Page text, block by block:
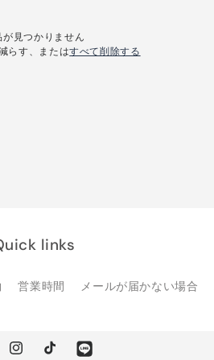
が見つかりません
らす、またはすべて削除する
links
営業時間 メールが届かない場合
InstagramTikTok Line